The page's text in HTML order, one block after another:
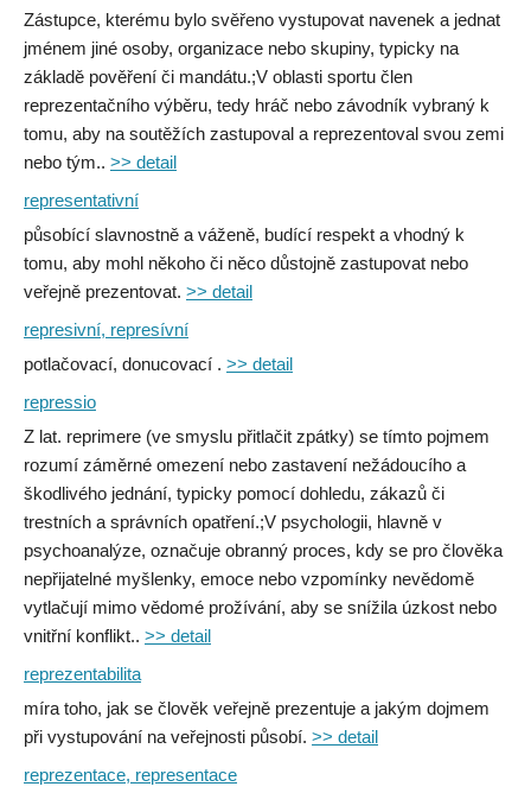
Zástupce, kterému bylo svěřeno vystupovat navenek a jednat
jménem jiné osoby, organizace nebo skupiny, typicky na
základě pověření či mandátu.;V oblasti sportu člen
reprezentačního výběru, tedy hráč nebo závodník vybraný k
tomu, aby na soutěžích zastupoval a reprezentoval svou zemi
nebo tým.. >> detail
representativní
působící slavnostně a váženě, budící respekt a vhodný k
tomu, aby mohl někoho či něco důstojně zastupovat nebo
veřejně prezentovat. >> detail
represivní, represívní
potlačovací, donucovací . >> detail
repressio
Z lat. reprimere (ve smyslu přitlačit zpátky) se tímto pojmem
rozumí záměrné omezení nebo zastavení nežádoucího a
škodlivého jednání, typicky pomocí dohledu, zákazů či
trestních a správních opatření.;V psychologii, hlavně v
psychoanalýze, označuje obranný proces, kdy se pro člověka
nepřijatelné myšlenky, emoce nebo vzpomínky nevědomě
vytlačují mimo vědomé prožívání, aby se snížila úzkost nebo
vnitřní konflikt.. >> detail
reprezentabilita
míra toho, jak se člověk veřejně prezentuje a jakým dojmem
při vystupování na veřejnosti působí. >> detail
reprezentace, representace